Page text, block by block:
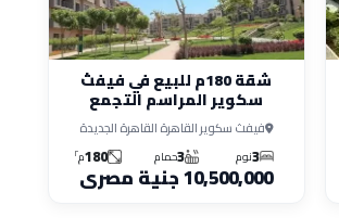
شقة 180م للبيع في فيفث
سكوير المراسم التجمع
الخامس
فيفث سكوير القاهرة القاهرة الجديدة
3نوم 3حمام 180م٢
10,500,000 جنية مصرى